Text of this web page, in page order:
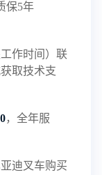
右。从这也
保5年
作时间）联
取技术支
，全年服
迪叉车购买